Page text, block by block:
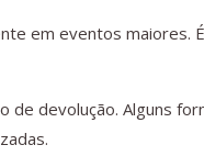
em eventos maiores.
de devolução. Alguns